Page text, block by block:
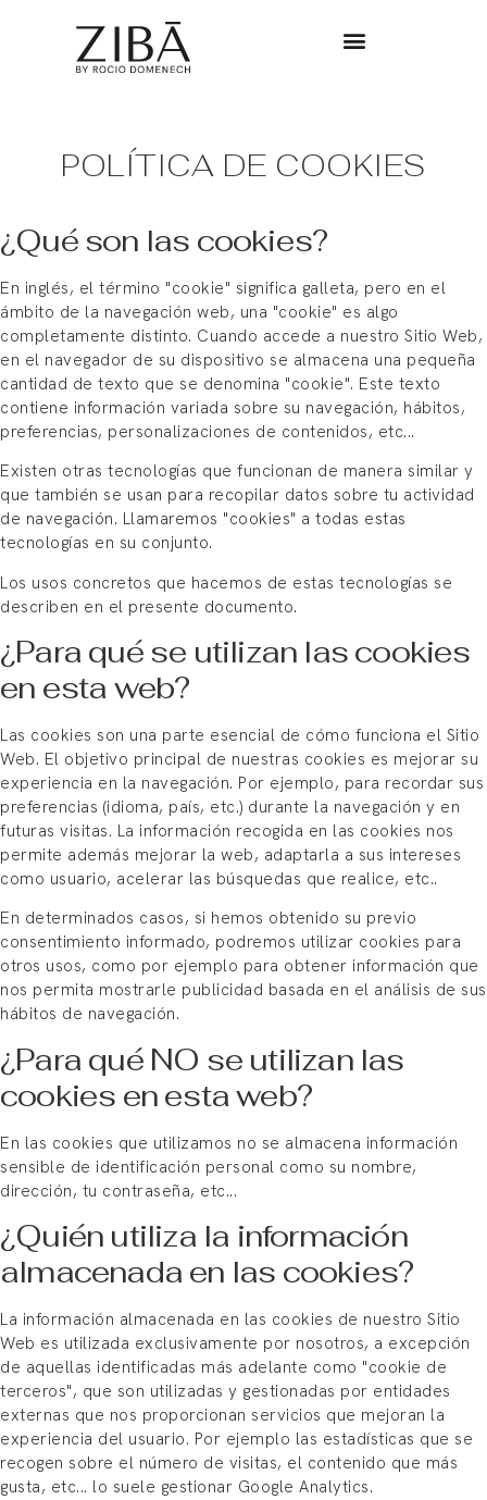
POLÍTICA DE COOKIES
¿Qué son las cookies?
En inglés, el término "cookie" significa galleta, pero en el
ámbito de la navegación web, una "cookie" es algo
completamente distinto. Cuando accede a nuestro Sitio Web,
en el navegador de su dispositivo se almacena una pequeña
cantidad de texto que se denomina "cookie". Este texto
contiene información variada sobre su navegación, hábitos,
preferencias, personalizaciones de contenidos, etc...
Existen otras tecnologías que funcionan de manera similar y
que también se usan para recopilar datos sobre tu actividad
de navegación. Llamaremos "cookies" a todas estas
tecnologías en su conjunto.
Los usos concretos que hacemos de estas tecnologías se
describen en el presente documento.
¿Para qué se utilizan las cookies
en esta web?
Las cookies son una parte esencial de cómo funciona el Sitio
Web. El objetivo principal de nuestras cookies es mejorar su
experiencia en la navegación. Por ejemplo, para recordar sus
preferencias (idioma, país, etc.) durante la navegación y en
futuras visitas. La información recogida en las cookies nos
permite además mejorar la web, adaptarla a sus intereses
como usuario, acelerar las búsquedas que realice, etc..
En determinados casos, si hemos obtenido su previo
consentimiento informado, podremos utilizar cookies para
otros usos, como por ejemplo para obtener información que
nos permita mostrarle publicidad basada en el análisis de sus
hábitos de navegación.
¿Para qué NO se utilizan las
cookies en esta web?
En las cookies que utilizamos no se almacena información
sensible de identificación personal como su nombre,
dirección, tu contraseña, etc...
¿Quién utiliza la información
almacenada en las cookies?
La información almacenada en las cookies de nuestro Sitio
Web es utilizada exclusivamente por nosotros, a excepción
de aquellas identificadas más adelante como "cookie de
terceros", que son utilizadas y gestionadas por entidades
externas que nos proporcionan servicios que mejoran la
experiencia del usuario. Por ejemplo las estadísticas que se
recogen sobre el número de visitas, el contenido que más
gusta, etc... lo suele gestionar Google Analytics.